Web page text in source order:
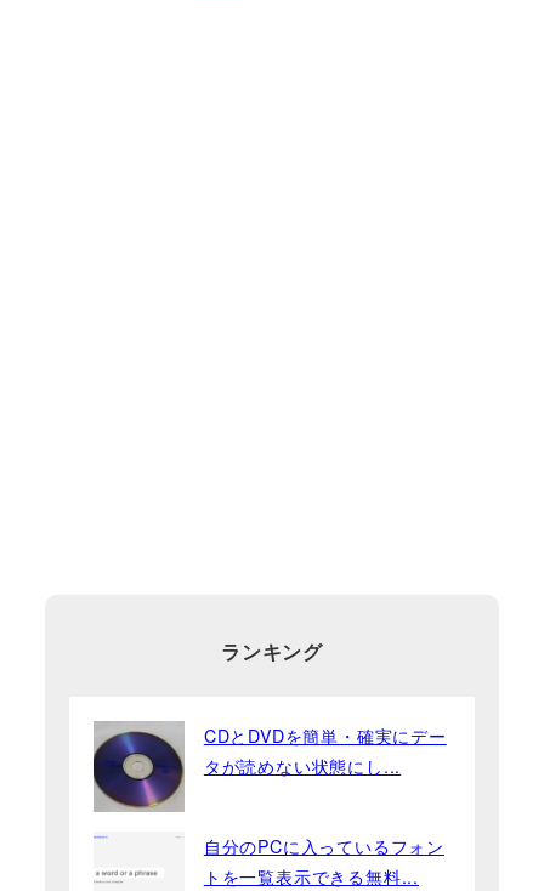
ランキング
CDとDVDを簡単・確実にデー
タが読めない状態にし...
自分のPCに入っているフォン
トを一覧表示できる無料...